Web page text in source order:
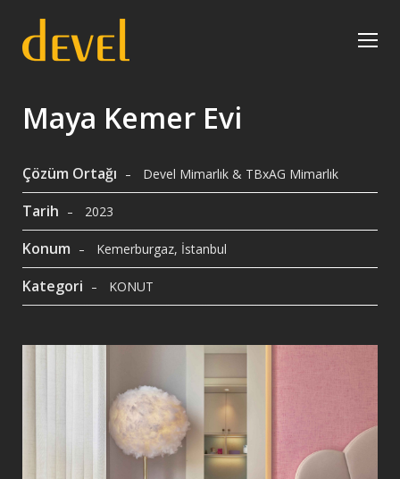
Maya Kemer Evi
Çözüm Ortağı Devel Mimarlık & TBxAG Mimarlık
Tarih 2023
Konum Kemerburgaz, İstanbul
Kategori KONUT